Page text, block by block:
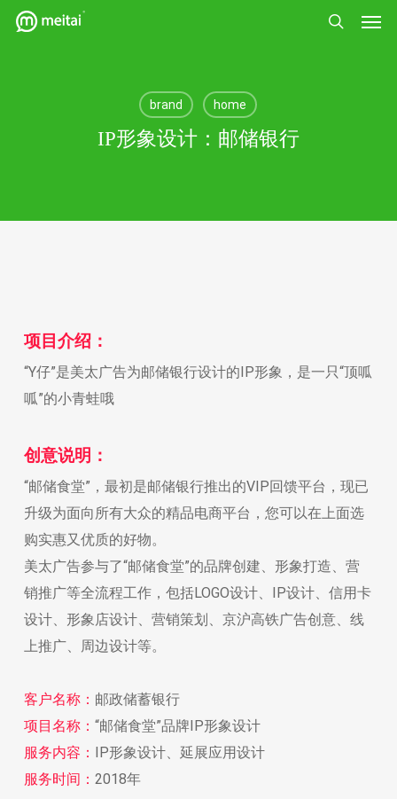
brand home
IP形象设计：邮储银行
项目介绍：
“Y仔”是美太广告为邮储银行设计的IP形象，是一只“顶呱
呱”的小青蛙哦
创意说明：
“邮储食堂”，最初是邮储银行推出的VIP回馈平台，现已
升级为面向所有大众的精品电商平台，您可以在上面选
购实惠又优质的好物。
美太广告参与了“邮储食堂”的品牌创建、形象打造、营
销推广等全流程工作，包括LOGO设计、IP设计、信用卡
设计、形象店设计、营销策划、京沪高铁广告创意、线
上推广、周边设计等。
客户名称： 邮政储蓄银行
项目名称： “邮储食堂”品牌IP形象设计
服务内容： IP形象设计、延展应用设计
服务时间： 2018年